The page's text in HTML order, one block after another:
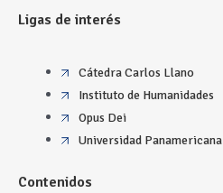
Ligas de interés
Cátedra Carlos Llano
Instituto de Humanidades
Opus Dei
Universidad Panamericana
Contenidos